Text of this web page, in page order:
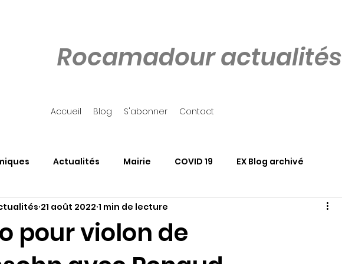
Rocamadour actualités
Accueil Blog S'abonner Contact
Actualités Mairie COVID 19 EX Blog archivé
Côté Rocher Associations
pour violon de
21 août 2022 1 min de lecture